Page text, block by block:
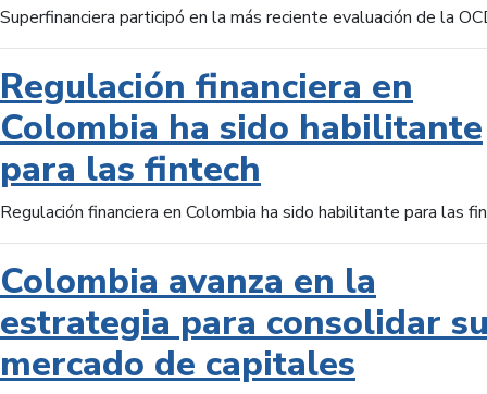
Superfinanciera participó en la más reciente evaluación de la
Regulación financiera en
Colombia ha sido habilitante
para las fintech
Regulación financiera en Colombia ha sido habilitante para las
Colombia avanza en la
estrategia para consolidar
mercado de capitales